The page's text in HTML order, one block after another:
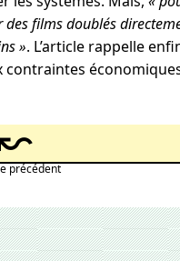
des films doublés
». L’article rappelle
contraintes
précédent